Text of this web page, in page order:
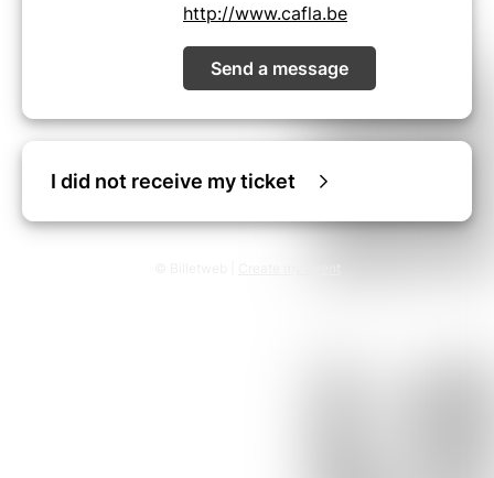
http://www.cafla.be
Send a message
I did not receive my ticket